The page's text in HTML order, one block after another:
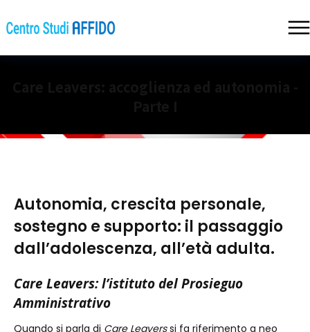
Autonomia, crescita personale,
sostegno e supporto: il passaggio
dall’adolescenza, all’età adulta.
Care Leavers: l’istituto del Prosieguo
Amministrativo
Quando si parla di Care Leaverssi fa riferimento a neo